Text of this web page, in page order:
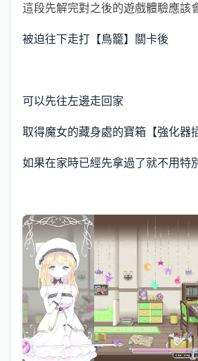
這段先解完對之後的遊戲體驗應該
被迫往下走打【鳥籠】關卡後
可以先往左邊走回家
取得魔女的藏身處的寶箱【強化器
如果在家時已經先拿過了就不用特